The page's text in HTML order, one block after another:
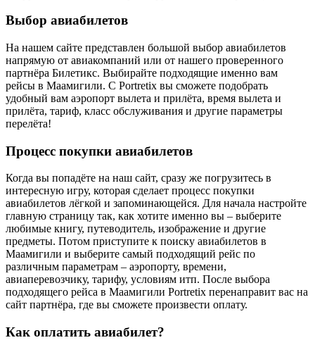
Выбор авиабилетов
На нашем сайте представлен большой выбор авиабилетов
напрямую от авиакомпаний или от нашего проверенного
партнёра Билетикс. Выбирайте подходящие именно вам
рейсы в Маамигили. С Portretix вы сможете подобрать
удобный вам аэропорт вылета и прилёта, время вылета и
прилёта, тариф, класс обслуживания и другие параметры
перелёта!
Процесс покупки авиабилетов
Когда вы попадёте на наш сайт, сразу же погрузитесь в
интересную игру, которая сделает процесс покупки
авиабилетов лёгкой и запоминающейся. Для начала настройте
главную страницу так, как хотите именно вы – выберите
любимые книгу, путеводитель, изображение и другие
предметы. Потом приступите к поиску авиабилетов в
Маамигили и выберите самый подходящий рейс по
различным параметрам – аэропорту, времени,
авиаперевозчику, тарифу, условиям итп. После выбора
подходящего рейса в Маамигили Portretix перенаправит вас на
сайт партнёра, где вы сможете произвести оплату.
Как оплатить авиабилет?